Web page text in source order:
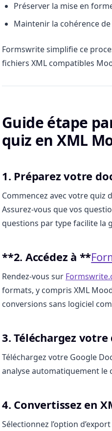
Préserver la mise en
Maintenir la cohérence
Formswrite simplifie ce
fichiers XML compatibles
Guide étape
quiz en XML
1. Préparez votre
Commencez avec votre quiz
Assurez-vous que vos
questions par type facilite la
**2. Accédez à **
Rendez-vous sur
formats, y compris XML
conversions sans logiciel
3. Téléchargez
Téléchargez votre Google
analyse automatiquement le
4. Convertissez en
Sélectionnez l’option